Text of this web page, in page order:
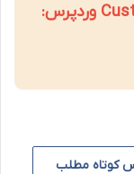
Custom Login Page Customizer وردپرس:
کوتاه مطلب